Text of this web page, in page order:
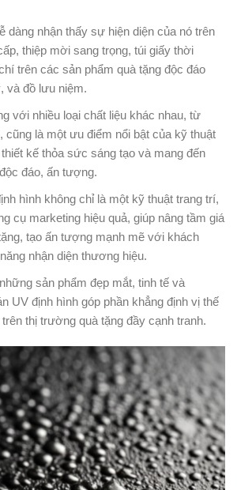
dàng nhận thấy sự hiện diện của nó trên
thiệp mời sang trọng, túi giấy thời
trên các sản phẩm quà tặng độc đáo
và đồ lưu niệm.
với nhiều loại chất liệu khác nhau, từ
cũng là một ưu điểm nổi bật của kỹ thuật
kế thỏa sức sáng tạo và mang đến
đáo, ấn tượng.
hình không chỉ là một kỹ thuật trang trí,
cụ marketing hiệu quả, giúp nâng tầm giá
tạo ấn tượng mạnh mẽ với khách
nhận diện thương hiệu.
sản phẩm đẹp mắt, tinh tế và
UV định hình góp phần khẳng định vị thế
thị trường quà tặng đầy cạnh tranh.